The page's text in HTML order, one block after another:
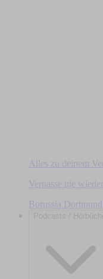
Alles zu deinem
Verpasse nie
Borussia Dortmund
Podcasts /